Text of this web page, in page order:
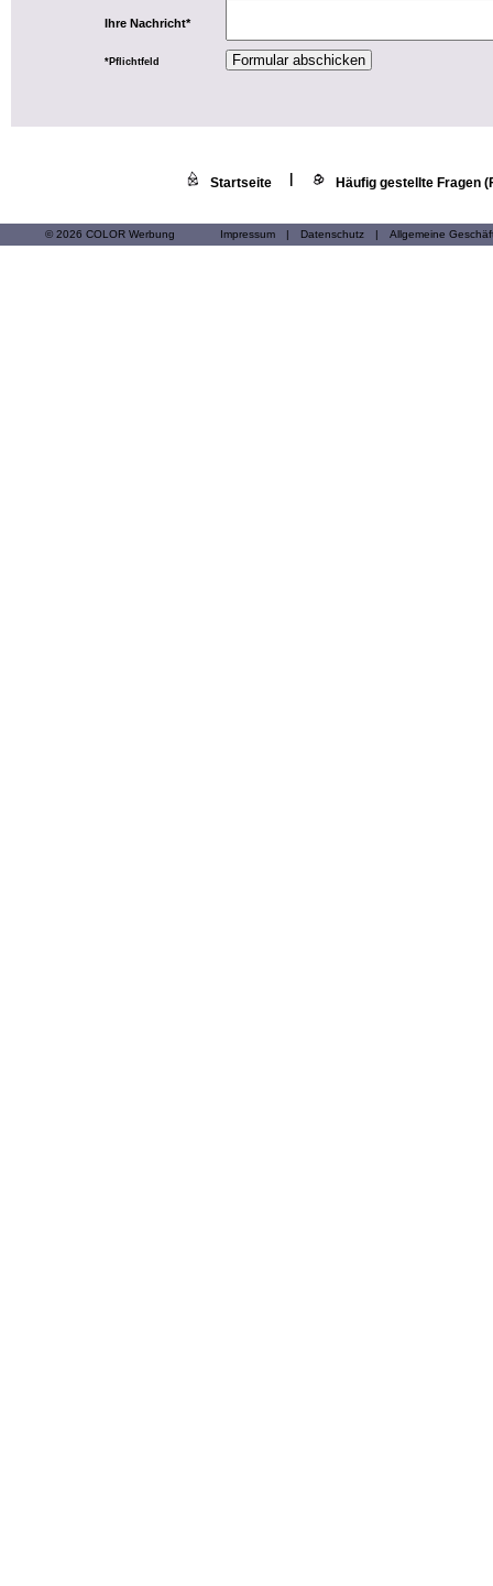
Ihre Nachricht*
*Pflichtfeld
Startseite Häufig gestellte Fragen
© 2026 COLOR Werbung Impressum | Datenschutz | Allgemeine